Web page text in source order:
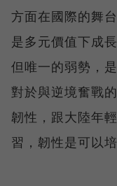
方面在國際的舞
是多元價值下成
但唯一的弱勢，
對於與逆境奮戰
韌性，跟大陸年
習，韌性是可以培